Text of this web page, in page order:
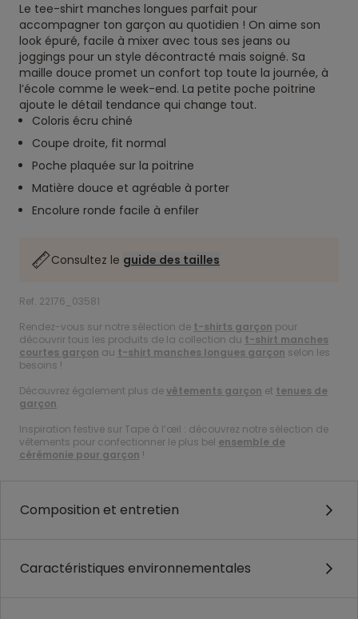
Le tee-shirt manches longues parfait pour
accompagner ton garçon au quotidien ! On aime son
look épuré, facile à mixer avec tous ses jeans ou
joggings pour un style décontracté mais soigné. Sa
maille douce promet un confort top toute la journée, à
l’école comme le week-end. La petite poche poitrine
ajoute le détail tendance qui change tout.
Coloris écru chiné
Coupe droite, fit normal
Poche plaquée sur la poitrine
Matière douce et agréable à porter
Encolure ronde facile à enfiler
Consultez le guide des tailles
Ref. 22176_03581
Rendez-vous sur notre sélection de t-shirts garçon pour
découvrir tous les produits de la collection du t-shirt manches
courtes garçon au t-shirt manches longues garçon selon les
besoins !
Découvrez également plus devêtements garçon et tenues de
garçon.
Inspiration festive sur Tape à l’œil : découvrez notre sélection de
vêtements pour confectionner le plus bel ensemble de
cérémonie pour garçon !
Composition et entretien
Caractéristiques environnementales